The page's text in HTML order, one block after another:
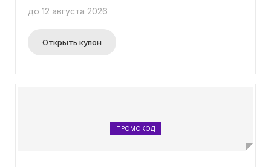
своего штаба, премиум-доступ на протяжении 30
преимущества предоставляются без
использования промокодов.
до 12 августа 2026
Открыть купон
ПРОМОКОД